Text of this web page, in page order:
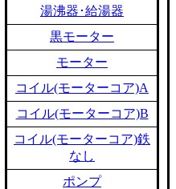
湯沸器･給湯器
黒モーター
モーター
コイル(モーターコア)A
コイル(モーターコア)B
コイル(モーターコア)鉄
なし
ポンプ